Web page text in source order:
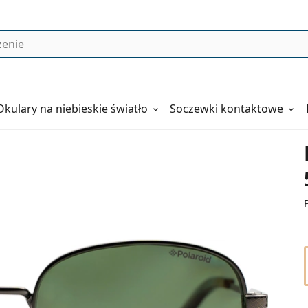
Soczewki kontaktowe
na niebieskie światło